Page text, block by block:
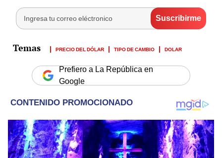
PRECIO DEL DÓLAR TIPO DE CAMBIO DOLAR
Prefiero a La República en
Google